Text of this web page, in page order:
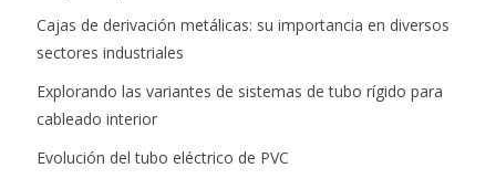
Cajas de derivación metálicas: su importancia en diversos
sectores industriales
Explorando las variantes de sistemas de tubo rígido para
cableado interior
Evolución del tubo eléctrico de PVC